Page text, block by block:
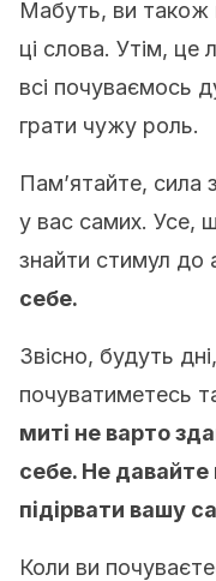
Мабуть, ви також
ці слова. Утім, це
всі почуваємось
грати чужу роль.
Пам’ятайте, сила
у вас самих. Усе,
знайти стимул до
себе.
Звісно, будуть
почуватиметесь
миті не варто
себе. Не
підірвати вашу
Коли ви